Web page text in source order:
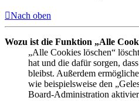
Nach oben
Wozu ist die Funktion „Alle
„Alle Cookies löschen“
hat und die dafür sorgen,
bleibst. Außerdem
wie beispielsweise den
Board-Administration